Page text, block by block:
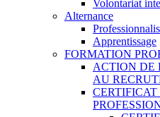
Volontariat
Alternance
Apprentissage
FORMATION
ACTION DE
AU